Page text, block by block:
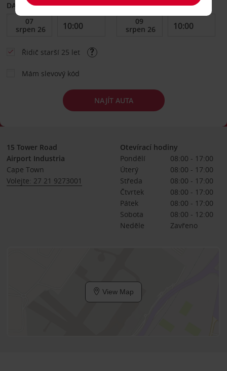
DATUM OD DATUM DO
Řidič starší 25 let
Mám slevový kód
NAJÍT AUTA
15 Tower Road
Airport Industria
Cape Town
Volejte: 27 21 9273001
Otevírací hodiny
Pondělí
08:00 - 17:00
Úterý
08:00 - 17:00
Středa
08:00 - 17:00
Čtvrtek
08:00 - 17:00
Pátek
08:00 - 17:00
Sobota
08:00 - 12:00
Neděle
Zavřeno
View Map